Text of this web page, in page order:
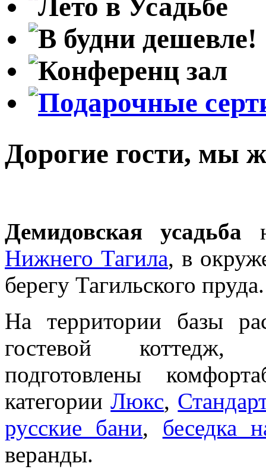
Дорогие гости, мы
Демидовская усадьба
Нижнего Тагила, в
берегу Тагильского
На территории базы
гостевой
подготовлены
категорииЛюкс,
русские бани, беседка
веранды.